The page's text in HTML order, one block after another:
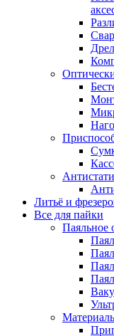
Литьё и
Все для пайки
Паяльное